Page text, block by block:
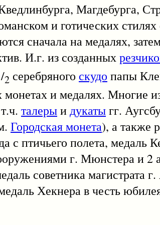
Магдебурга,
и готических стилях
сначала на медалях,
И.г. из созданных
/2 серебряного скудо папы
и медалях. Многие
талерыидукатыгг.
Городская монета), а также
с птичьего полета, медаль
г. Мюнстера и 2
советника магистрата
Хекнера в честь